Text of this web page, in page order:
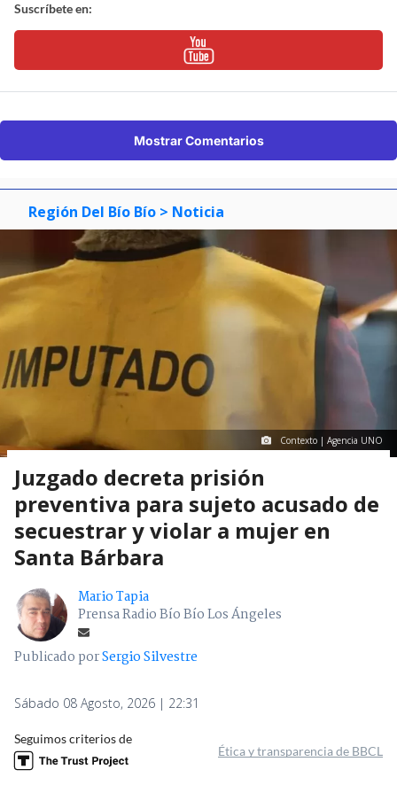
Suscríbete en:
Mostrar Comentarios
Región Del Bío Bío > Noticia
Contexto | Agencia UNO
Juzgado decreta prisión
preventiva para sujeto acusado de
secuestrar y violar a mujer en
Santa Bárbara
Mario Tapia
Prensa Radio Bío Bío Los Ángeles
Publicado porSergio Silvestre
Sábado 08 Agosto, 2026 | 22:31
Seguimos criterios de
Ética y transparencia de BBCL